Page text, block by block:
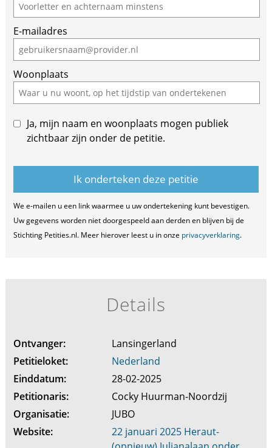
E-mailadres
Woonplaats
Ja, mijn naam en woonplaats mogen publiek
zichtbaar zijn onder de petitie.
We e-mailen u een link waarmee u uw ondertekening kunt bevestigen.
Uw gegevens worden niet doorgespeeld aan derden en blijven bij de
Stichting Petities.nl. Meer hierover leest u in onze privacyverklaring.
Details
Ontvanger:
Lansingerland
Petitieloket:
Nederland
Einddatum:
28-02-2025
Petitionaris:
Cocky Huurman-Noordzij
Organisatie:
JUBO
Website:
22 januari 2025 Heraut-